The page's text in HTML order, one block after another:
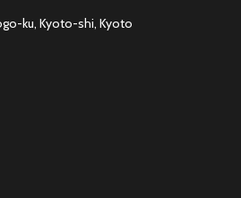
ku, Kyoto-shi, Kyoto